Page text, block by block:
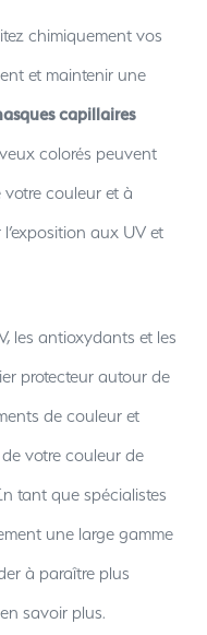
chimiquement vos
et maintenir une
capillaires
colorés peuvent
couleur et à
aux UV et
les antioxydants et les
protecteur autour de
de couleur et
votre couleur de
tant que spécialistes
une large gamme
à paraître plus
savoir plus.